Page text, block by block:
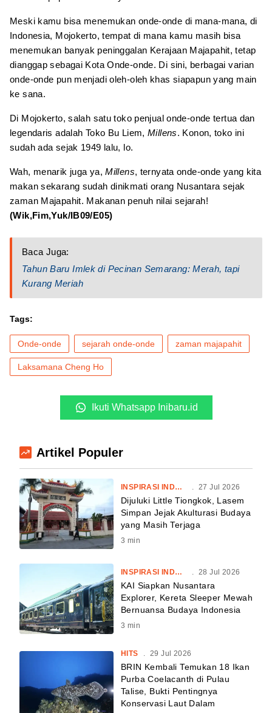
Meski kamu bisa menemukan onde-onde di mana-mana, di
Indonesia, Mojokerto, tempat di mana kamu masih bisa
menemukan banyak peninggalan Kerajaan Majapahit, tetap
dianggap sebagai Kota Onde-onde. Di sini, berbagai varian
onde-onde pun menjadi oleh-oleh khas siapapun yang main
ke sana.
Di Mojokerto, salah satu toko penjual onde-onde tertua dan
legendaris adalah Toko Bu Liem, Millens. Konon, toko ini
sudah ada sejak 1949 lalu, lo.
Wah, menarik juga ya,Millens, ternyata onde-onde yang kita
makan sekarang sudah dinikmati orang Nusantara sejak
zaman Majapahit. Makanan penuh nilai sejarah!
(Wik,Fim,Yuk/IB09/E05)
Baca Juga:
Tahun Baru Imlek di Pecinan Semarang: Merah, tapi
Kurang Meriah
Tags:
Onde-onde sejarah onde-onde zaman majapahit
Laksamana Cheng Ho
Ikuti Whatsapp Inibaru.id
Artikel Populer
INSPIRASI INDONESIA . 27 Jul 2026
Dijuluki Little Tiongkok, Lasem
Simpan Jejak Akulturasi Budaya
yang Masih Terjaga
3 min
INSPIRASI INDONESIA . 28 Jul 2026
KAI Siapkan Nusantara
Explorer, Kereta Sleeper Mewah
Bernuansa Budaya Indonesia
3 min
HITS . 29 Jul 2026
BRIN Kembali Temukan 18 Ikan
Purba Coelacanth di Pulau
Talise, Bukti Pentingnya
Konservasi Laut Dalam